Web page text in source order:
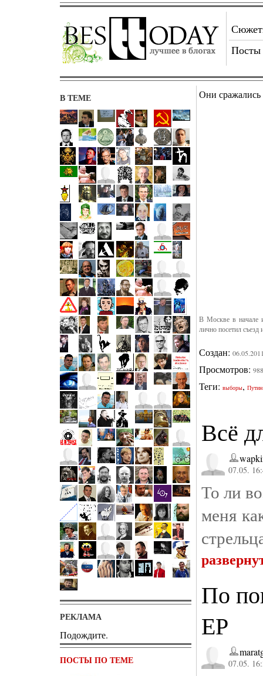
Посты
В ТЕМЕ
РЕКЛАМА
Подождите.
ПОСТЫ ПО ТЕМЕ
Они сражались
В Москве в начале
лично посетил
Создан:
Просмотров:
Теги: выборы, Путин
Всё
07.05.
То ли
меня
По
ЕР
07.05.